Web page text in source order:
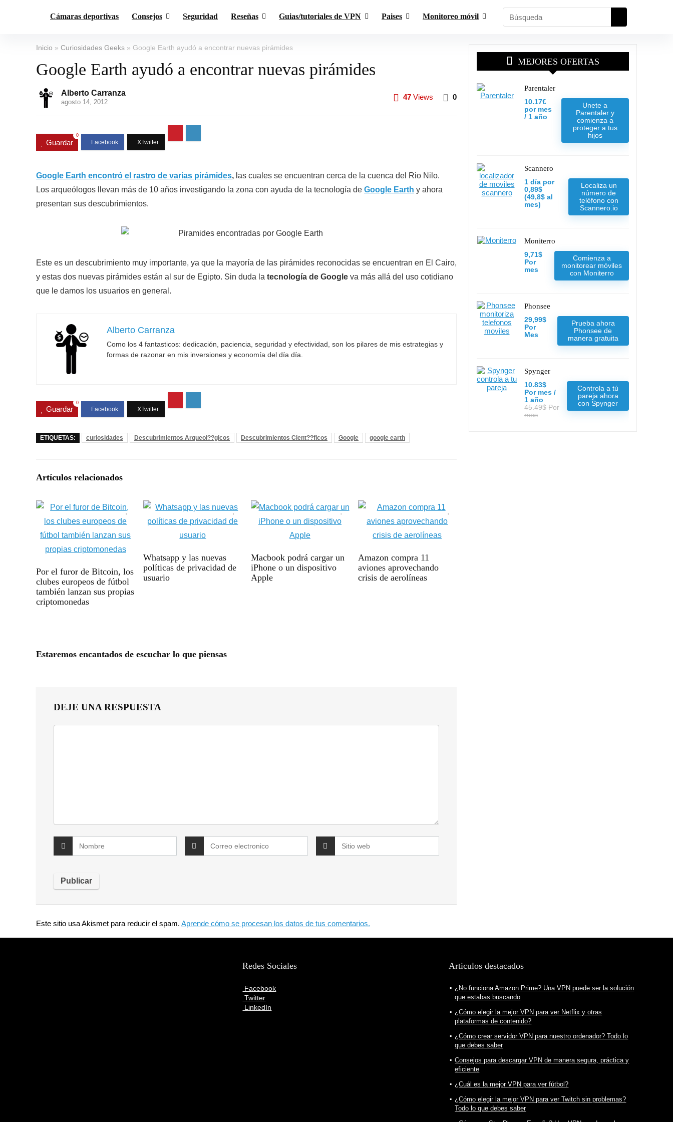
Cámaras deportivas Consejos Seguridad Reseñas Guias/tutoriales de VPN Paises Monitoreo móvil
Inicio » Curiosidades Geeks » Google Earth ayudó a encontrar nuevas pirámides
Google Earth ayudó a encontrar nuevas pirámides
Alberto Carranza
agosto 14, 2012
47 Views 0
Guardar
0
Google Earth encontró el rastro de varias pirámides, las cuales se encuentran cerca de la cuenca del Rio Nilo.
Los arqueólogos llevan más de 10 años investigando la zona con ayuda de la tecnología de Google Earth y ahora
presentan sus descubrimientos.
Este es un descubrimiento muy importante, ya que la mayoría de las pirámides reconocidas se encuentran en El Cairo,
y estas dos nuevas pirámides están al sur de Egipto. Sin duda la tecnología de Google va más allá del uso cotidiano
que le damos los usuarios en general.
Alberto Carranza
Como los 4 fantasticos: dedicación, paciencia, seguridad y efectividad, son los pilares de mis estrategias y
formas de razonar en mis inversiones y economía del día día.
Guardar
0
ETIQUETAS: curiosidades Descubrimientos Arqueol??gicos Descubrimientos Cient??ficos Google google earth
Artículos relacionados
Por el furor de Bitcoin, los
clubes europeos de fútbol
también lanzan sus propias
criptomonedas
Whatsapp y las nuevas
políticas de privacidad de
usuario
Macbook podrá cargar un
iPhone o un dispositivo
Apple
Amazon compra 11
aviones aprovechando
crisis de aerolíneas
Estaremos encantados de escuchar lo que piensas
DEJE UNA RESPUESTA
Este sitio usa Akismet para reducir el spam. Aprende cómo se procesan los datos de tus comentarios.
MEJORES OFERTAS
Parentaler
10.17€
por mes
/ 1 año
Unete a
Parentaler y
comienza a
proteger a tus
hijos
Scannero
1 día por
0,89$
(49,8$ al
mes)
Localiza un
número de
teléfono con
Scannero.io
Moniterro
9,71$
Por
mes
Comienza a
monitorear móviles
con Moniterro
Phonsee
29,99$
Por
Mes
Prueba ahora
Phonsee de
manera gratuita
Spynger
10.83$
Por mes /
1 año
45.49$ Por
mes
Controla a tú
pareja ahora
con Spynger
Redes Sociales
Facebook
Twitter
LinkedIn
Articulos destacados
¿No funciona Amazon Prime? Una VPN puede ser la solución
que estabas buscando
¿Cómo elegir la mejor VPN para ver Netflix y otras
plataformas de contenido?
¿Cómo crear servidor VPN para nuestro ordenador? Todo lo
que debes saber
Consejos para descargar VPN de manera segura, práctica y
eficiente
¿Cuál es la mejor VPN para ver fútbol?
¿Cómo elegir la mejor VPN para ver Twitch sin problemas?
Todo lo que debes saber